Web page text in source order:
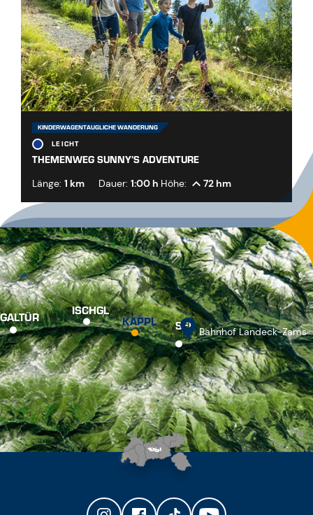
KINDERWAGENTAUGLICHE WANDERUNG
LEICHT
THEMENWEG SUNNY’S ADVENTURE
Länge: 1 km Dauer: 1:00 h Höhe: 72 hm
GALTÜR ISCHGL
KAPPL SEE Bahnhof Landeck-Zams